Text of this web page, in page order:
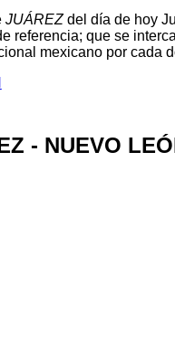
JUÁREZdel día de hoy
referencia; que se
mexicano por cada
- NUEVO